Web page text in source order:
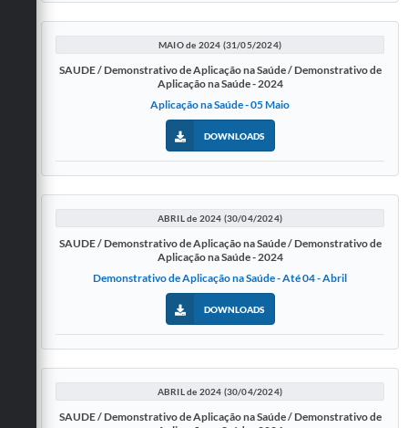
MAIO de 2024 (31/05/2024)
SAUDE / Demonstrativo de Aplicação na Saúde / Demonstrativo de
Aplicação na Saúde - 2024
Aplicação na Saúde - 05 Maio
DOWNLOADS
ABRIL de 2024 (30/04/2024)
SAUDE / Demonstrativo de Aplicação na Saúde / Demonstrativo de
Aplicação na Saúde - 2024
Demonstrativo de Aplicação na Saúde - Até 04 - Abril
DOWNLOADS
ABRIL de 2024 (30/04/2024)
SAUDE / Demonstrativo de Aplicação na Saúde / Demonstrativo de